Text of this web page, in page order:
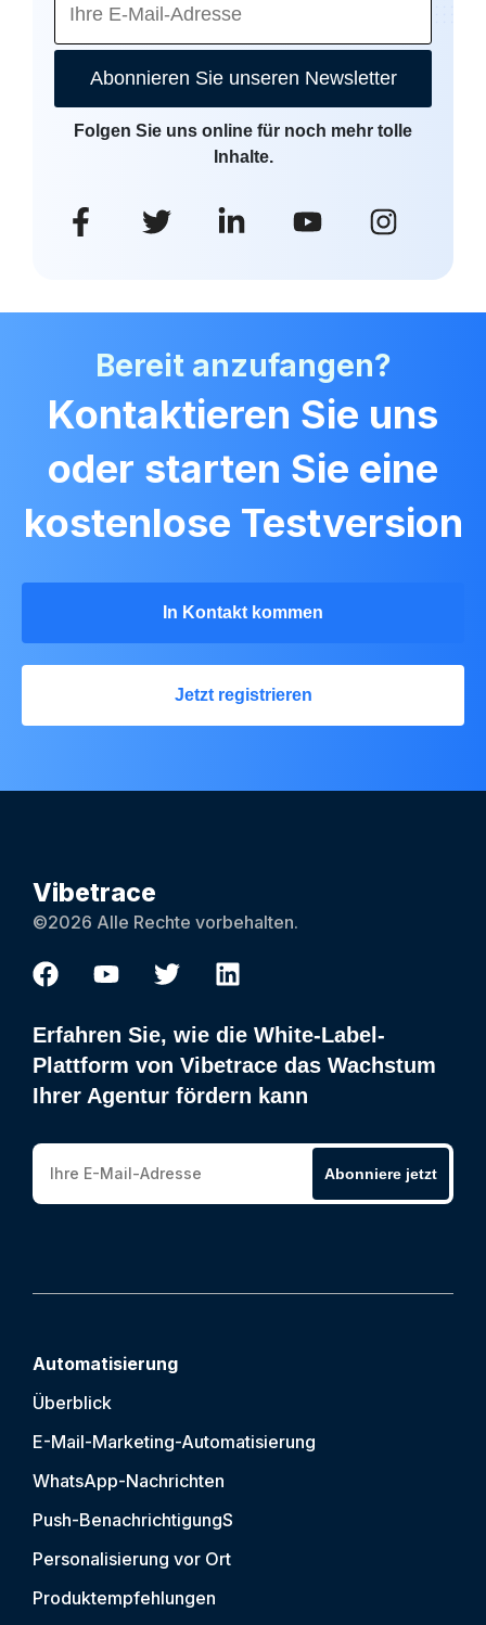
Abonnieren Sie unseren Newsletter
Folgen Sie uns online für noch mehr tolle
Inhalte.
Bereit anzufangen?
Kontaktieren Sie uns
oder starten Sie eine
kostenlose Testversion
In Kontakt kommen
Jetzt registrieren
Vibetrace
©2026 Alle Rechte vorbehalten.
Erfahren Sie, wie die White-Label-
Plattform von Vibetrace das Wachstum
Ihrer Agentur fördern kann
Abonniere jetzt
Automatisierung
Überblick
E-Mail-Marketing-Automatisierung
WhatsApp-Nachrichten
Push-BenachrichtigungS
Personalisierung vor Ort
Produktempfehlungen